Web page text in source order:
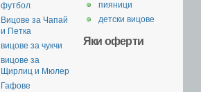
пияници
детски вицове
Яки оферти
футбол
Вицове за Чапай
и Петка
вицове за чукчи
вицове за
Щирлиц и Мюлер
Гафове